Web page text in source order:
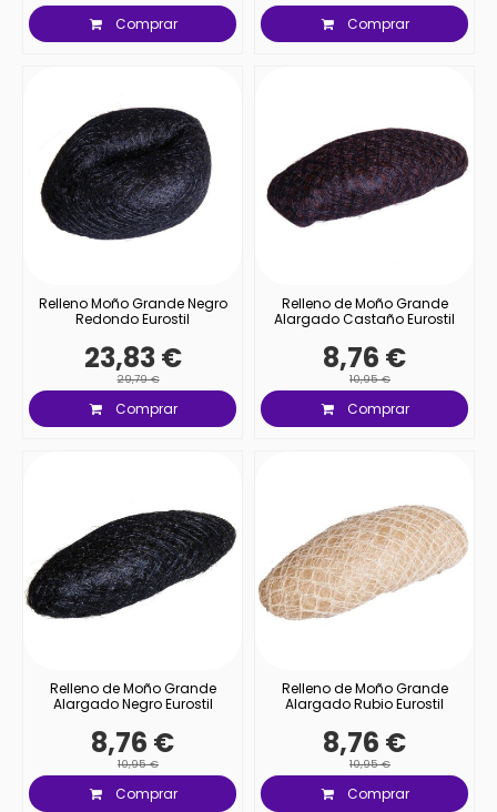
Comprar Comprar
Relleno Moño Grande Negro
Redondo Eurostil
23,83 €
29,79 €
Comprar
Relleno de Moño Grande
Alargado Castaño Eurostil
8,76 €
10,95 €
Comprar
Relleno de Moño Grande
Alargado Negro Eurostil
8,76 €
10,95 €
Comprar
Relleno de Moño Grande
Alargado Rubio Eurostil
8,76 €
10,95 €
Comprar